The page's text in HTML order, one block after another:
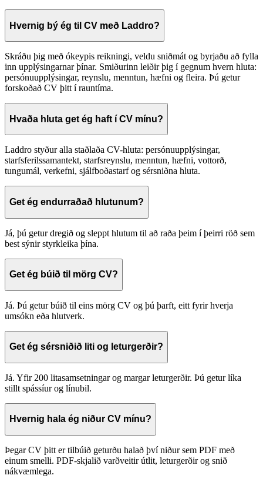
Hvernig bý ég til CV með Laddro?
Skráðu þig með ókeypis reikningi, veldu sniðmát og byrjaðu að fylla
inn upplýsingarnar þínar. Smiðurinn leiðir þig í gegnum hvern hluta:
persónuupplýsingar, reynslu, menntun, hæfni og fleira. Þú getur
forskoðað CV þitt í rauntíma.
Hvaða hluta get ég haft í CV mínu?
Laddro styður alla staðlaða CV-hluta: persónuupplýsingar,
starfsferilssamantekt, starfsreynslu, menntun, hæfni, vottorð,
tungumál, verkefni, sjálfboðastarf og sérsniðna hluta.
Get ég endurraðað hlutunum?
Já, þú getur dregið og sleppt hlutum til að raða þeim í þeirri röð sem
best sýnir styrkleika þína.
Get ég búið til mörg CV?
Já. Þú getur búið til eins mörg CV og þú þarft, eitt fyrir hverja
umsókn eða hlutverk.
Get ég sérsniðið liti og leturgerðir?
Já. Yfir 200 litasamsetningar og margar leturgerðir. Þú getur líka
stillt spássíur og línubil.
Hvernig hala ég niður CV mínu?
Þegar CV þitt er tilbúið geturðu halað því niður sem PDF með
einum smelli. PDF-skjalið varðveitir útlit, leturgerðir og snið
nákvæmlega.